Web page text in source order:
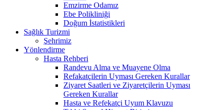
Emzirme Odamız
Ebe Polikliniği
Doğum İstatistikleri
Sağlık Turizmi
Şehrimiz
Yönlendirme
Hasta Rehberi
Randevu Alma ve Muayene Olma
Refakatçilerin Uyması Gereken Kurallar
Ziyaret Saatleri ve Ziyaretçilerin Uyması
Gereken Kurallar
Hasta ve Refekatçi Uyum Klavuzu